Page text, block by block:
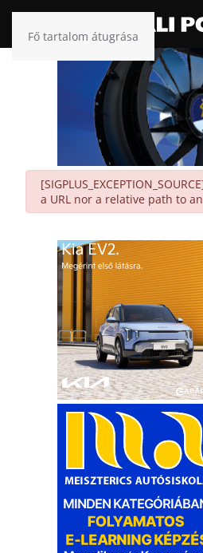
Fő tartalom átugrása
danger
a URL nor a relative path to